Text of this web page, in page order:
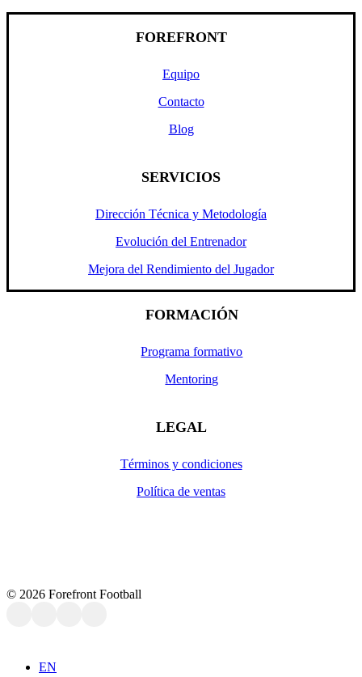
FOREFRONT
Equipo
Contacto
Blog
SERVICIOS
Dirección Técnica y Metodología
Evolución del Entrenador
Mejora del Rendimiento del Jugador
FORMACIÓN
Programa formativo
Mentoring
LEGAL
Términos y condiciones
Política de ventas
© 2026 Forefront Football
Cerrar EN